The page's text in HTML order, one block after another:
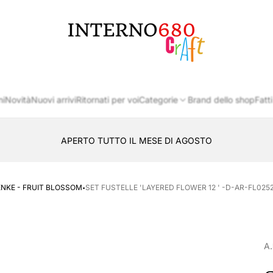
del
negozio
NovitàNuovi arriviRitornati per voiCategorie Brand dello shop
APERTO TUTTO IL MESE DI AGOSTO
- FRUIT BLOSSOM·SET FUSTELLE 'LAYERED FLOWER 12 ' -D-AR-